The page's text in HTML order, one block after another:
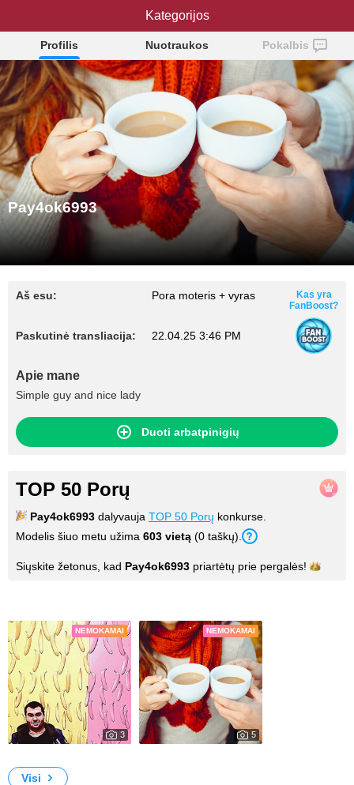
Pay4ok6993
Profilis Nuotraukos Pokalbis
Pay4ok6993
Aš esu: Pora moteris + vyras
Paskutinė transliacija: 22.04.25 3:46 PM
Kas yra
FanBoost?
Apie mane
Simple guy and nice lady
Duoti arbatpinigių
TOP 50 Porų
Pay4ok6993 dalyvauja TOP 50 Porų konkurse.
Modelis šiuo metu užima 603 vietą (0 taškų).
Siųskite žetonus, kad Pay4ok6993 priartėtų prie pergalės!
NEMOKAMAI
3
NEMOKAMAI
5
Visi
Kategorijos